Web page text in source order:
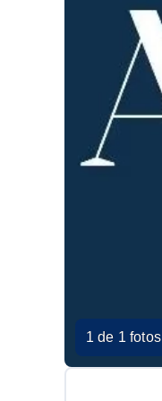
1 de 1 fotos